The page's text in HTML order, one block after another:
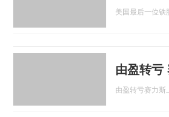
美国最后一位铁
由盈转亏
由盈转亏赛力